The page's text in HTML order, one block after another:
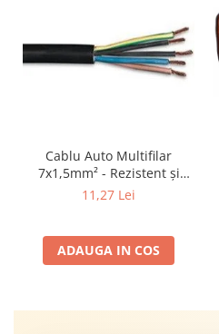
Cablu Auto Multifilar
7x1,5mm² - Rezistent și
Flexibil pentru Remorci 12V-
11,27 Lei
ADAUGA IN COS